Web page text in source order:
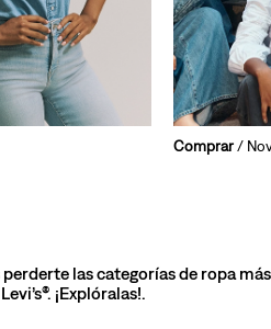
Comprar/
perderte las categorías de ropa más
¡Explóralas!.